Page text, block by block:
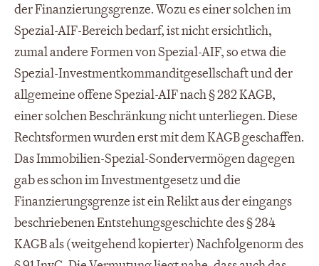
der Finanzierungsgrenze. Wozu es einer solchen im
Spezial-AIF-Bereich bedarf, ist nicht ersichtlich,
zumal andere Formen von Spezial-AIF, so etwa die
Spezial-Investmentkommanditgesellschaft und der
allgemeine offene Spezial-AIF nach § 282 KAGB,
einer solchen Beschränkung nicht unterliegen. Diese
Rechtsformen wurden erst mit dem KAGB geschaffen.
Das Immobilien-Spezial-Sondervermögen dagegen
gab es schon im Investmentgesetz und die
Finanzierungsgrenze ist ein Relikt aus der eingangs
beschriebenen Entstehungsgeschichte des § 284
KAGB als (weitgehend kopierter) Nachfolgenorm des